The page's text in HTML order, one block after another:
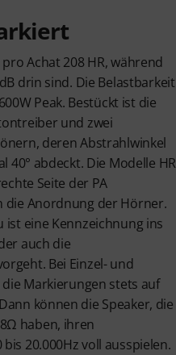
Achat 208 HR, während
drin sind. Die Belastbarkeit
Peak. Bestückt ist die
und zwei
deren Abstrahlwinkel
40° abdeckt. Die Modelle HR
Seite der PA
die Anordnung der Hörner.
eine Kennzeichnung ins
auch die
Bei Einzel- und
Markierungen stets auf
können die Speaker, die
haben, ihren
20.000Hz voll ausspielen.